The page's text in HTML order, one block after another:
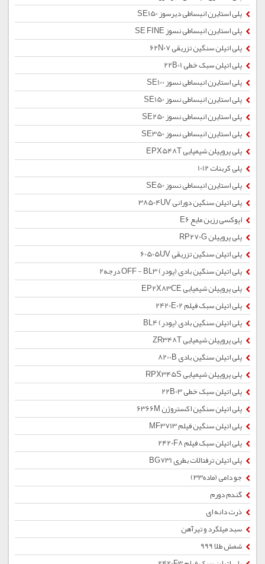
پلی استایرن انبساطی دیرسوز SE150
پلی استایرن انبساطی نسوز SE FINE
پلی اتیلن سنگین تزریقی 62N07
پلی اتیلن سبک خطی 22B01
پلی استایرن انبساطی نسوز SE100
پلی استایرن انبساطی نسوز SE150
پلی استایرن انبساطی نسوز SE250
پلی استایرن انبساطی نسوز SE350
پلی پروپیلن شیمیایی EPX548T
پلی کربنات 1012
پلی استایرن انبساطی نسوز SE50
پلی اتیلن سنگین دورانی 38504UV
اپوکسی رزین مایع E6
پلی پروپیلن RP270G
پلی اتیلن سنگین تزریقی 60505UV
پلی اتیلن سنگین بادی (پودر) OFF - BL3 درجه2
پلی پروپیلن شیمیایی EP2X83CE
پلی اتیلن سبک فیلم 2420E02
پلی اتیلن سنگین بادی (پودر) BL4
پلی پروپیلن شیمیایی ZR348T
پلی اتیلن سنگین بادی 8200B
پلی پروپیلن شیمیایی RPX345S
پلی اتیلن سبک خطی 22B03
پلی اتیلن سنگین اکستروژن 6366M
پلی اتیلن سنگین فیلم MF3713
پلی اتیلن سبک فیلم 2420F8
پلی اتیلن ترفتالات بطری BG731
جو دامی (ماده33)
گندم دورم
ذرت دانه ای
سبد میلگرد و تیرآهن
شمش طلا 999